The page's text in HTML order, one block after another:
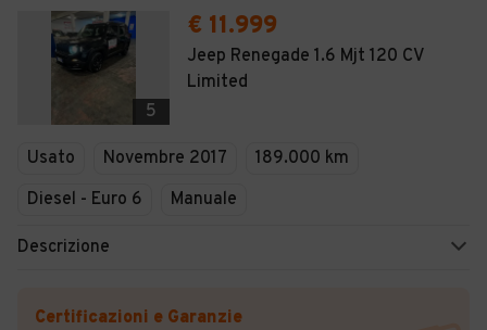
Moto
Veicoli Commerciali
5
€ 11.999
Jeep Renegade 1.6 Mjt 120 CV
Limited
Usato Novembre 2017
189.000 km
Diesel - Euro 6
Manuale
Descrizione
Certificazioni e Garanzie